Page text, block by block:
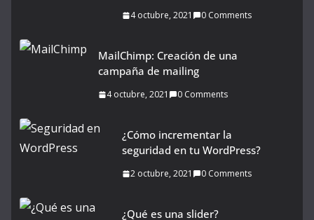
4 octubre, 2021 0 Comments
MailChimp: Creación de una
campaña de mailing
4 octubre, 2021 0 Comments
¿Cómo incrementar la
seguridad en tu WordPress?
2 octubre, 2021 0 Comments
¿Qué es una slider?